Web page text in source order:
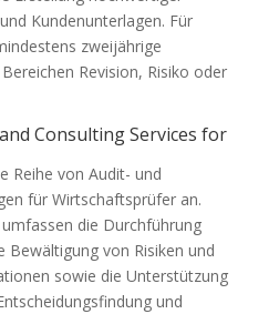
Kundenunterlagen. Für
zweijährige
Revision, Risiko oder
Consulting Services for
Reihe von Audit- und
für Wirtschaftsprüfer an.
die Durchführung
Bewältigung von Risiken und
sowie die Unterstützung
und